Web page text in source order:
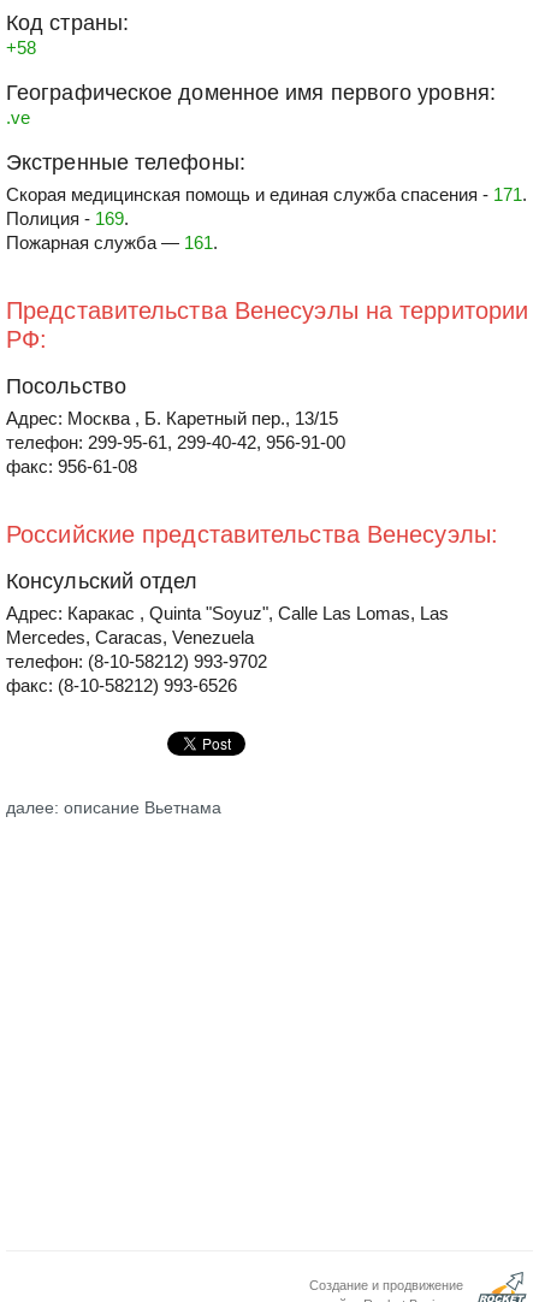
Код страны:
+58
Географическое доменное имя первого уровня:
.ve
Экстренные телефоны:
Скорая медицинская помощь и единая служба спасения - 171.
Полиция - 169.
Пожарная служба — 161.
Представительства Венесуэлы на территории
РФ:
Посольство
Адрес: Москва , Б. Каретный пер., 13/15
телефон: 299-95-61, 299-40-42, 956-91-00
факс: 956-61-08
Российские представительства Венесуэлы:
Консульский отдел
Адрес: Каракас , Quinta "Soyuz", Calle Las Lomas, Las
Mercedes, Caracas, Venezuela
телефон: (8-10-58212) 993-9702
факс: (8-10-58212) 993-6526
далее: описание Вьетнама
Создание и продвижение